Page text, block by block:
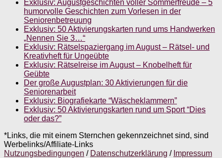
Exklusiv: Augustgeschichten voller Sommerfreude – 5
humorvolle Geschichten zum Vorlesen in der
Seniorenbetreuung
Exklusiv: 50 Aktivierungskarten rund ums Handwerken
„Nennen Sie 3…“
Exklusiv: Rätselspaziergang im August – Rätsel- und
Kreativheft für Ungeübte
Exklusiv: Rätselreise im August – Knobelheft für
Geübte
Der große Augustplan: 30 Aktivierungen für die
Seniorenarbeit
Exklusiv: Biografiekarte “Wäscheklammern”
Exklusiv: 50 Aktivierungskarten rund um Sport “Dies
oder das?”
*Links, die mit einem Sternchen gekennzeichnet sind, sind
Werbelinks/Affiliate-Links
Nutzungsbedingungen / Datenschutzerklärung / Impressum